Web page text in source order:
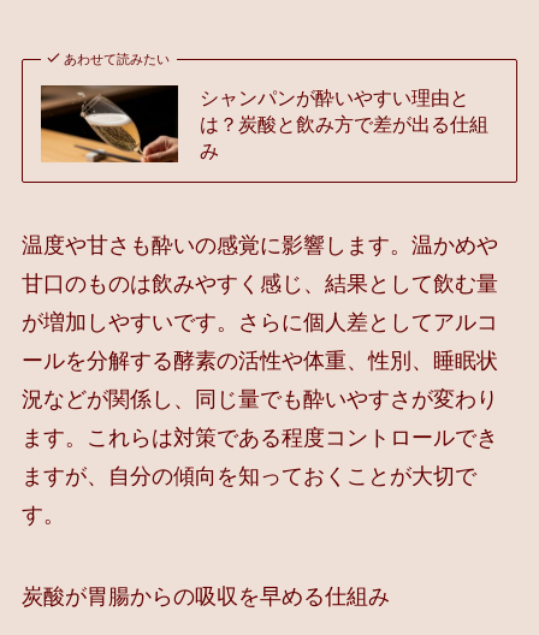
あわせて読みたい
シャンパンが酔いやすい理由と
は？炭酸と飲み方で差が出る仕組
み
温度や甘さも酔いの感覚に影響します。温かめや
甘口のものは飲みやすく感じ、結果として飲む量
が増加しやすいです。さらに個人差としてアルコ
ールを分解する酵素の活性や体重、性別、睡眠状
況などが関係し、同じ量でも酔いやすさが変わり
ます。これらは対策である程度コントロールでき
ますが、自分の傾向を知っておくことが大切で
す。
炭酸が胃腸からの吸収を早める仕組み